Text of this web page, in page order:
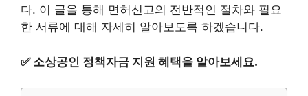
다. 이 글을 통해 면허신고의 전반적인 절차와 필요
한 서류에 대해 자세히 알아보도록 하겠습니다.
✅ 소상공인 정책자금 지원 혜택을 알아보세요.